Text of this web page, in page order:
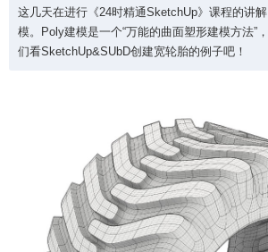
这几天在进行《24时精通SketchUp》课程的讲
模。Poly建模是一个“万能的曲面塑形建模方法”
们看SketchUp&SUbD创建宽轮胎的例子吧！
SketchUp&SUbD创建宽轮
这几天在进行《24时精通
里面讲到了Poly建模。Poly建模是
塑形建模方法”，到底有多强大呢？